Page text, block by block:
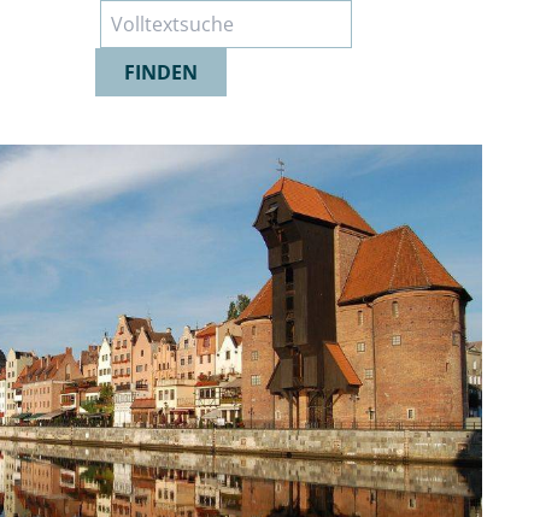
Suche
FINDEN